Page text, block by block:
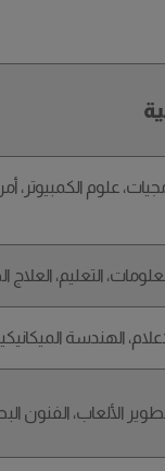
علوم الكمبيوتر،
التعليم،
الهندسة
الألعاب، الفنون